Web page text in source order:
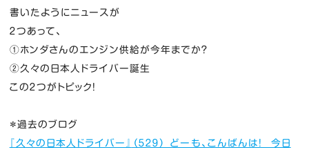
書いたようにニュースが
２つあって、
①ホンダさんのエンジン供給が今年までか？
②久々の日本人ドライバー誕生
この２つがトピック！
＊過去のブログ
『久々の日本人ドライバー』
（５２９） どーも、こんばんは！ 今日